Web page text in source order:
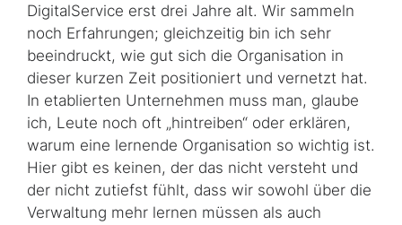
DigitalService erst drei Jahre alt. Wir sammeln
noch Erfahrungen; gleichzeitig bin ich sehr
beeindruckt, wie gut sich die Organisation in
dieser kurzen Zeit positioniert und vernetzt hat.
In etablierten Unternehmen muss man, glaube
ich, Leute noch oft „hintreiben“ oder erklären,
warum eine lernende Organisation so wichtig ist.
Hier gibt es keinen, der das nicht versteht und
der nicht zutiefst fühlt, dass wir sowohl über die
Verwaltung mehr lernen müssen als auch